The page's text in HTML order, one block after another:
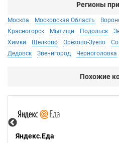
Регионы
Москва Московская Область
Красногорск
Мытищи Подольск
Химки
Щелково Орехово-Зуево
Дедовск
Звенигород Черноголовка
Похожие
Яндекс.Еда